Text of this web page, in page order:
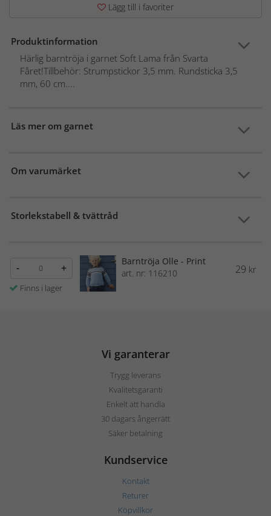
Lägg till i favoriter
Produktinformation
Härlig barntröja i garnet Soft Lama från Svarta
Fåret!Tillbehör: Strumpstickor 3,5 mm. Rundsticka 3,5
mm, 60 cm....
Läs mer om garnet
Om varumärket
Storlekstabell & tvättråd
- +
Finns i lager
Barntröja Olle - Print
art. nr: 116210
29 kr
Vi garanterar
Trygg leverans
Kvalitetsgaranti
Enkelt att handla
30 dagars ångerrätt
Säker betalning
Kundservice
Kontakt
Returer
Köpvillkor